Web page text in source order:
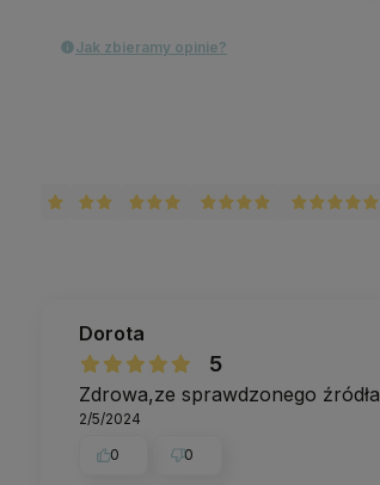
Jak zbieramy opinie?
Dorota
5
Zdrowa,ze sprawdzonego źródła
2/5/2024
0 0